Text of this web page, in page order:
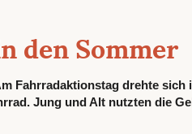
den Sommer
Fahrradaktionstag drehte sich
Jung und Alt nutzten die